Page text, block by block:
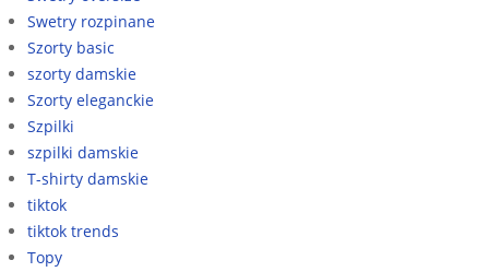
Swetry rozpinane
Szorty basic
szorty damskie
Szorty eleganckie
Szpilki
szpilki damskie
T-shirty damskie
tiktok
tiktok trends
Topy